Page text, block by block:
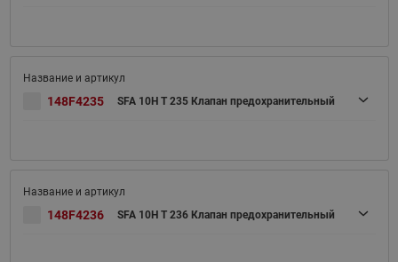
148F4235 SFA 10H T 235 Клапан предохранительный
148F4236 SFA 10H T 236 Клапан предохранительный